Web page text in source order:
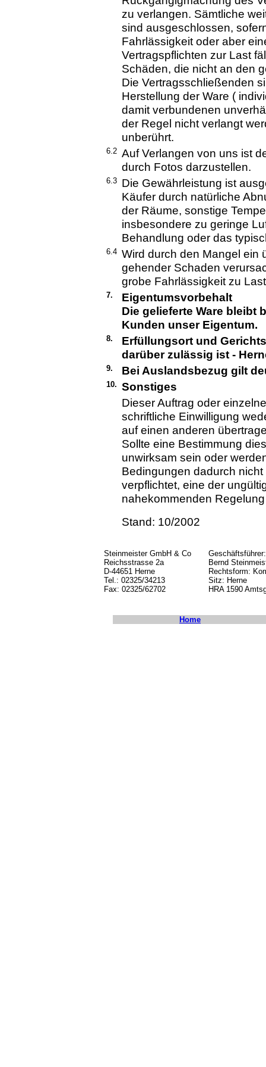
zu verlangen. Sämtliche
sind ausgeschlossen,
Fahrlässigkeit oder aber
Vertragspflichten zur Last
Schäden, die nicht an den
Die Vertragsschließenden
Herstellung der Ware (
damit verbundenen
der Regel nicht verlangt
unberührt.
6.2 Auf Verlangen von uns ist
durch Fotos darzustellen.
6.3 Die Gewährleistung ist
Käufer durch natürliche
der Räume, sonstige
insbesondere zu geringe
Behandlung oder das
6.4 Wird durch den Mangel ein
gehender Schaden
grobe Fahrlässigkeit zu
7.
Eigentumsvorbehalt
Die gelieferte Ware bleibt
Kunden unser Eigentum.
8.
Erfüllungsort und
darüber zulässig ist -
9. Bei Auslandsbezug gilt
10. Sonstiges
Dieser Auftrag oder
schriftliche Einwilligung
auf einen anderen
Sollte eine Bestimmung
unwirksam sein oder
Bedingungen dadurch
verpflichtet, eine der
nahekommenden
Stand: 10/2002
Steinmeister GmbH & Co
Reichsstrasse 2a
D-44651 Herne
Tel.: 02325/34213
Fax: 02325/62702
Bernd
Rechtsform:
Sitz: Herne
HRA 1590
Home